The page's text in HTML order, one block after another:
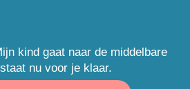
kind gaat naar de middelbare
nu voor je klaar.